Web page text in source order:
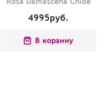
4995руб.
В корзину